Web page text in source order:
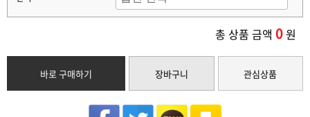
총 상품 금액 0원
바로 구매하기 장바구니 관심상품